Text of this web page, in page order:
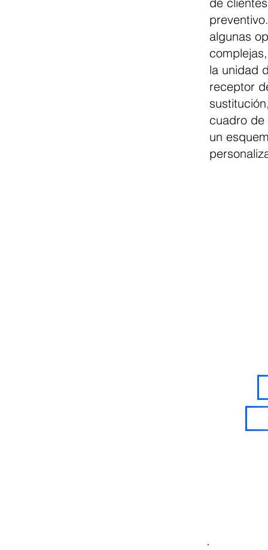
algunas
la unidad
receptor
cuadro
un